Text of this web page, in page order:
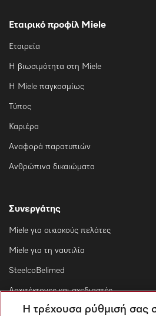
Εταιρικό προφίλ Miele
Εταιρεία
Η βιωσιμότητα στη Miele
Η Miele παγκοσμίως
Τύπος
Καριέρα
Αναφορά παρατυπιών
Ανθρώπινα δικαιώματα
Συνεργάτης
Miele για οικιακούς πελάτες
Miele για τη ναυτιλία
SteelcoBelimed
Αρχιτέκτονες και σχεδιαστές
Για εμπορικούς συνεργάτες
Η τρέχουσα ρύθμισή σας